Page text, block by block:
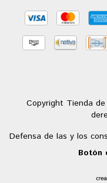
Copyright Tienda
Defensa de las y los
Botón